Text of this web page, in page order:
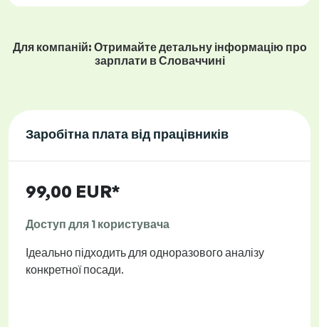
Для компаній: Отримайте детальну інформацію про
зарплати в Словаччині
Заробітна плата від працівників
99,00 EUR*
Доступ для 1 користувача
Ідеально підходить для одноразового аналізу
конкретної посади.